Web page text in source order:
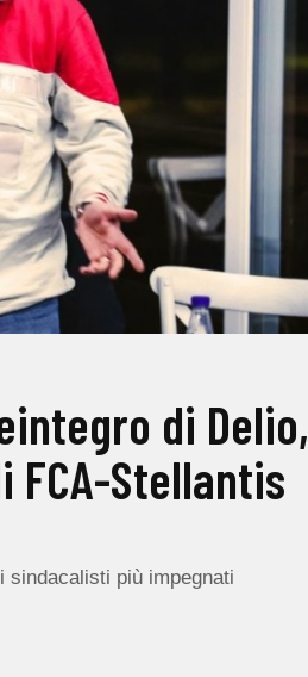
di Delio,
FCA-Stellantis
sindacalisti più impegnati